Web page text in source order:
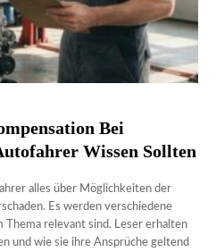
Bei
Wissen Sollten
alles über Möglichkeiten der
Es werden verschiedene
Thema relevant sind. Leser erhalten
und wie sie ihre Ansprüche geltend